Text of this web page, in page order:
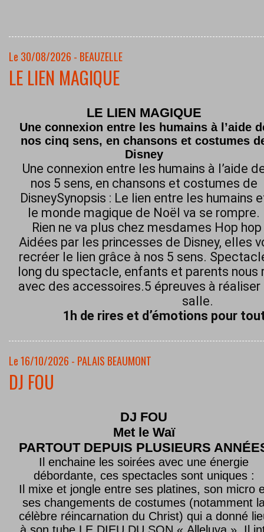
Le 30/08/2026 - BEAUZELLE
LE LIEN MAGIQUE
LE LIEN MAGIQUE
Une connexion entre les humains à l’aide
nos cinq sens, en chansons et costumes
Disney
Une connexion entre les humains à l’aide
nos 5 sens, en chansons et costumes de
DisneySynopsis : Le lien entre les humains
le monde magique de Noël va se rompre.
Rien ne va plus chez mesdames Hop
Aidées par les princesses de Disney, elles
recréer le lien grâce à nos 5 sens.
long du spectacle, enfants et parents nous
avec des accessoires.5 épreuves à
salle.
1h de rires et d’émotions pour
Le 16/10/2026 - PALAIS BEAUMONT
DJ FOU
DJ FOU
Met le Waï
PARTOUT DEPUIS PLUSIEURS
Il enchaine les soirées avec une énergie
débordante, ces spectacles sont uniques :
Il mixe et jongle entre ses platines, son micro
ses changements de costumes (notamment
célèbre réincarnation du Christ) qui a donné